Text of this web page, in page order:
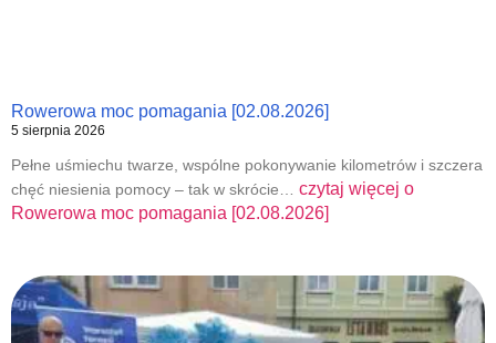
Rowerowa moc pomagania [02.08.2026]
5 sierpnia 2026
Pełne uśmiechu twarze, wspólne pokonywanie kilometrów i szczera
chęć niesienia pomocy – tak w skrócie… czytaj więcej o
Rowerowa moc pomagania [02.08.2026]